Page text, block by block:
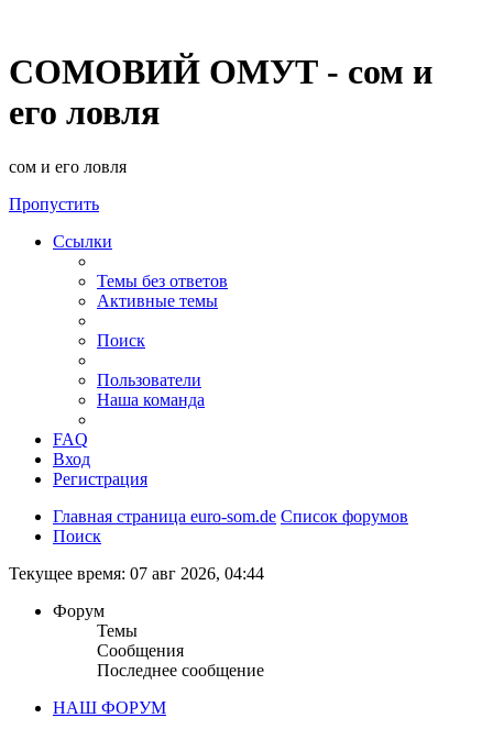
СОМОВИЙ ОМУТ - сом и
его ловля
сом и его ловля
Пропустить
Ссылки
Темы без ответов
Активные темы
Поиск
Пользователи
Наша команда
FAQ
Вход
Регистрация
Главная страница euro-som.de Список форумов
Поиск
Текущее время: 07 авг 2026, 04:44
Форум
Темы
Сообщения
Последнее сообщение
НАШ ФОРУМ